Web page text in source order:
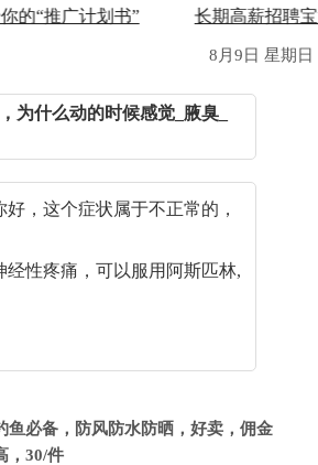
的“推广计划书” 长期高薪招聘
8月9日 星期日
为什么动的时候感觉_腋臭_
，这个症状属于不正常的，
经性疼痛，可以服用阿斯匹林,
鱼必备，防风防水防晒，好卖，佣金
，30/件